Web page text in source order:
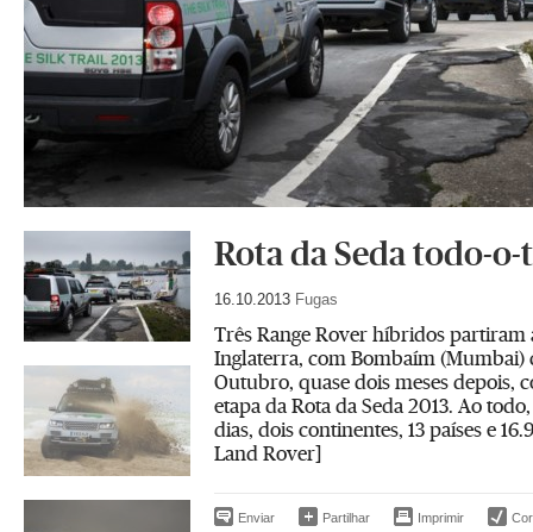
Rota da Seda todo-
16.10.2013 Fugas
Três Range Rover híbridos partiram
Inglaterra, com Bombaím (Mumbai)
Outubro, quase dois meses depois,
etapa da Rota da Seda 2013. Ao
dias, dois continentes, 13 países e
Land Rover]
Enviar Partilhar Imprimir